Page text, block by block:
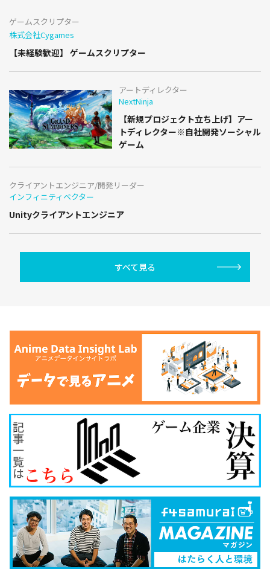
ゲームスクリプター
株式会社Cygames
【未経験歓迎】 ゲームスクリプター
アートディレクター
NextNinja
【新規プロジェクト立ち上げ】アー
トディレクター※自社開発ソーシャル
ゲーム
クライアントエンジニア/開発リーダー
インフィニティベクター
Unityクライアントエンジニア
すべて見る